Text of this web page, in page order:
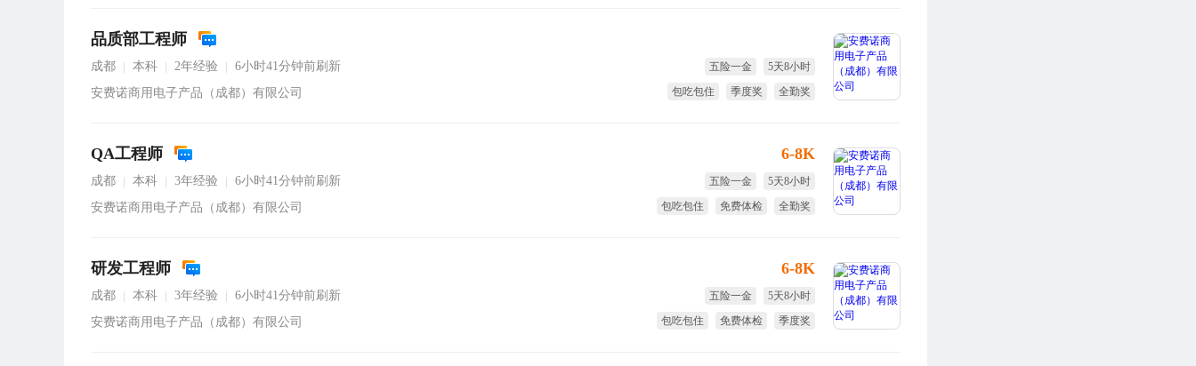
品质部工程师
成都 本科 2年经验
6小时41分钟前刷新
安费诺商用电子产品（成都）有限公司
五险一金
5天8小时
包吃包住
季度奖
全勤奖
QA工程师
成都 本科 3年经验
6小时41分钟前刷新
安费诺商用电子产品（成都）有限公司
6-8K
五险一金
5天8小时
包吃包住
免费体检
全勤奖
研发工程师
成都 本科 3年经验
6小时41分钟前刷新
安费诺商用电子产品（成都）有限公司
6-8K
五险一金
5天8小时
包吃包住
免费体检
季度奖